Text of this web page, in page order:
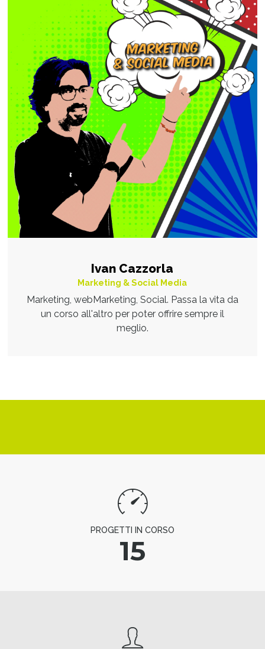
Ivan Cazzorla
Marketing & Social Media
Marketing, webMarketing, Social. Passa la vita da
un corso all'altro per poter offrire sempre il
meglio.
PROGETTI IN CORSO
15